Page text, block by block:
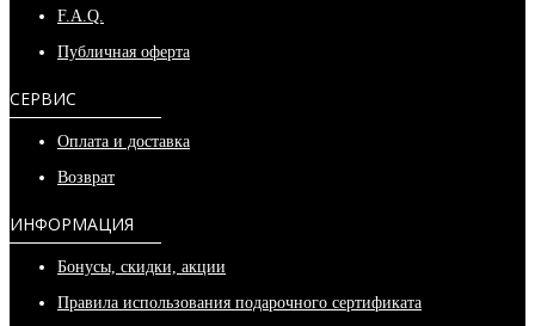
F.A.Q.
Публичная оферта
СЕРВИС
Оплата и доставка
Возврат
ИНФОРМАЦИЯ
Бонусы, скидки, акции
Правила использования подарочного сертификата